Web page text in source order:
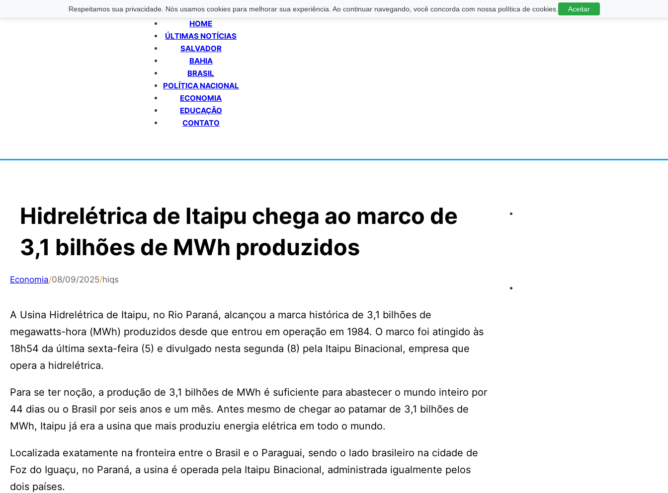
Respeitamos sua privacidade. Nós usamos cookies para melhorar sua experiência. Ao continuar navegando, você concorda com nossa política de cookies. Aceitar
HOME
ÚLTIMAS NOTÍCIAS
SALVADOR
BAHIA
BRASIL
POLÍTICA NACIONAL
ECONOMIA
EDUCAÇÃO
CONTATO
Hidrelétrica de Itaipu chega ao marco de
3,1 bilhões de MWh produzidos
Economia/08/09/2025/hiqs
A Usina Hidrelétrica de Itaipu, no Rio Paraná, alcançou a marca histórica de 3,1 bilhões de
megawatts-hora (MWh) produzidos desde que entrou em operação em 1984. O marco foi atingido às
18h54 da última sexta-feira (5) e divulgado nesta segunda (8) pela Itaipu Binacional, empresa que
opera a hidrelétrica.
Para se ter noção, a produção de 3,1 bilhões de MWh é suficiente para abastecer o mundo inteiro por
44 dias ou o Brasil por seis anos e um mês. Antes mesmo de chegar ao patamar de 3,1 bilhões de
MWh, Itaipu já era a usina que mais produziu energia elétrica em todo o mundo.
Localizada exatamente na fronteira entre o Brasil e o Paraguai, sendo o lado brasileiro na cidade de
Foz do Iguaçu, no Paraná, a usina é operada pela Itaipu Binacional, administrada igualmente pelos
dois países.